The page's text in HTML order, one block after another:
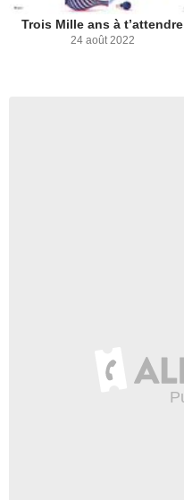
Trois Mille ans à t’attendre
24 août 2022